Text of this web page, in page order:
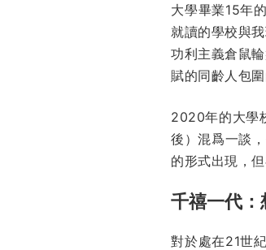
大學畢業15年
就讀的學校與
功利主義倉鼠
賦的同齡人包
2020年的大學
後）混爲一談
的形式出現，
千禧一代：
對於處在21世